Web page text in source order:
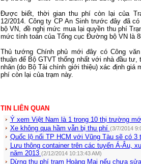
Được biết, thời gian thu phí còn lại của
12/2014. Công ty CP An Sinh trước đây đã
bộ VN, đề nghị mức mua lại quyền thu phí
mức tính toán của Tổng cục Đường bộ VN là
Thủ tướng Chính phủ mới đây có Công văn
thuận để Bộ GTVT thống nhất với nhà đầu
nhân (do Bộ Tài chính giới thiệu) xác định giá
phí còn lại của trạm này.
TIN LIÊN QUAN
Ý xem Việt Nam là 1 trong 10 thị trường
Xe không qua hầm vẫn bị thu phí (3/7/2014
Quốc lộ nối TP HCM với Vũng Tàu sẽ có 3
Lưu thông container trên các tuyến Á-Âu,
năm 2013 (2/12/2014 10:13:43 AM)
Dừng thu phí trạm Hoàng Mai nếu chưa